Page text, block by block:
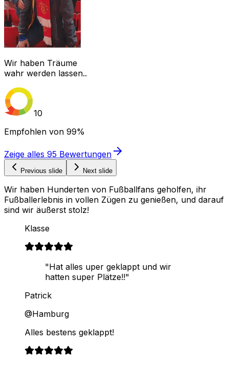
Wir haben Träume
wahr werden lassen..
10
Empfohlen von 99%
Zeige alles 95 Bewertungen
Previous slide Next slide
Wir haben Hunderten von Fußballfans geholfen, ihr
Fußballerlebnis in vollen Zügen zu genießen, und darauf
sind wir äußerst stolz!
Klasse
"Hat alles uper geklappt und wir
hatten super Plätze!!"
Patrick
@Hamburg
Alles bestens geklappt!